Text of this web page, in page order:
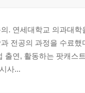
. 연세대학교 의과대
전공의 과정을 수료
출연, 활동하는 팟캐스
사...